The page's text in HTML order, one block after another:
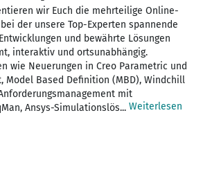
wir Euch die mehrteilige Online-
der unsere Top-Experten spannende
und bewährte Lösungen
interaktiv und ortsunabhängig.
wie Neuerungen in Creo Parametric und
Model Based Definition (MBD), Windchill
mit
Ansys-Simulationslös... Weiterlesen